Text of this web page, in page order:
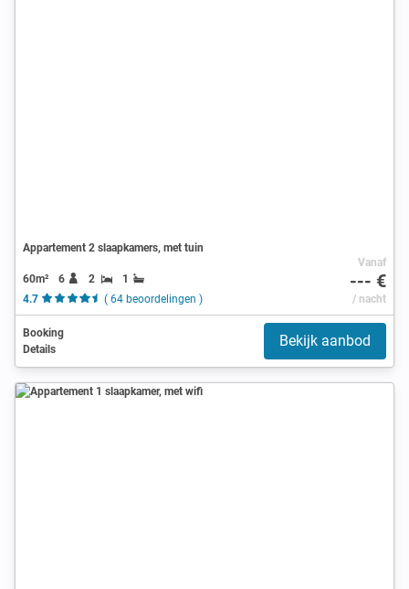
Appartement 2 slaapkamers, met tuin
60m² 6 2
1
4.7
( 64 beoordelingen )
Vanaf
--- €
/ nacht
Booking
Details
Bekijk aanbod